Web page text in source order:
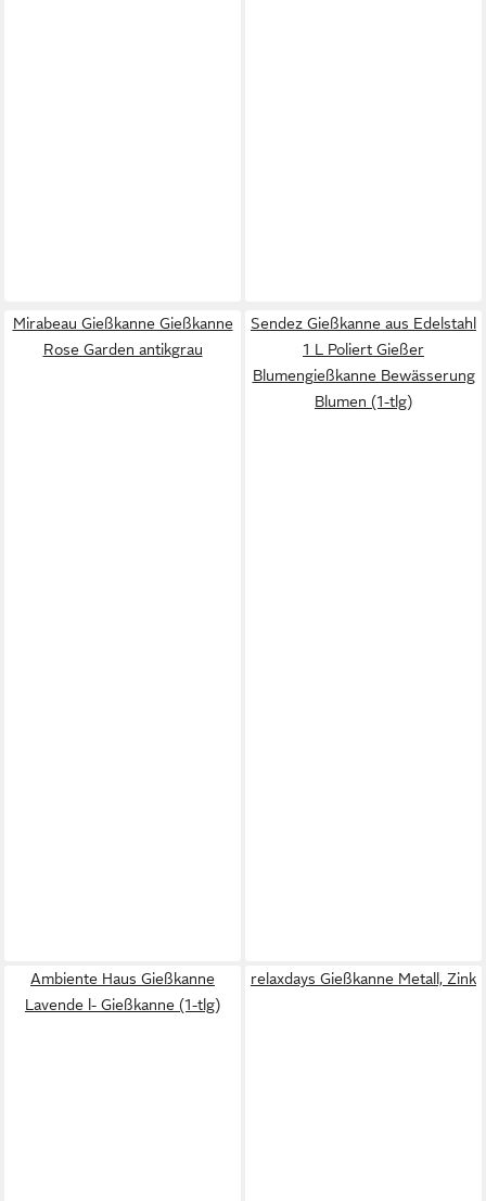
Mirabeau Gießkanne Gießkanne
Rose Garden antikgrau
Sendez Gießkanne aus Edelstahl
1 L Poliert Gießer
Blumengießkanne Bewässerung
Blumen (1-tlg)
Ambiente Haus Gießkanne
Lavende l- Gießkanne (1-tlg)
relaxdays Gießkanne Metall, Zink